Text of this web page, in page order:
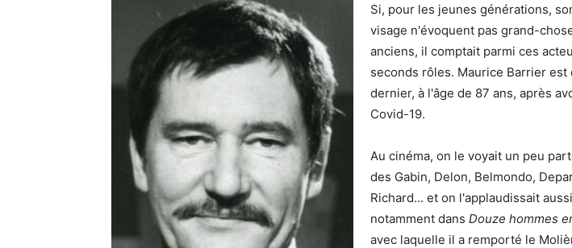
Si, pour les jeunes générations,
visage n'évoquent pas grand-
anciens, il comptait parmi ces
seconds rôles. Maurice Barrier est
dernier, à l'âge de 87 ans, après
Covid-19.
Au cinéma, on le voyait un peu
des Gabin, Delon, Belmondo,
Richard... et on l'applaudissait
notamment dans Douze hommes
avec laquelle il a remporté le